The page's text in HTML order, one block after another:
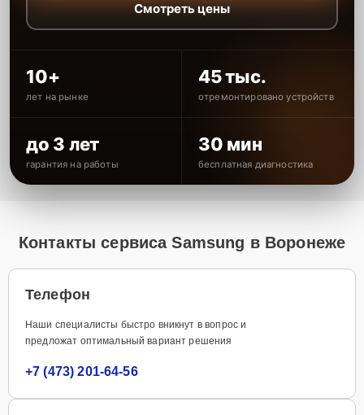
Смотреть цены
10+
лет на рынке
45 тыс.
отремонтировано устройств
до 3 лет
гарантия на работы
30 мин
бесплатная диагностика
Контакты сервиса Samsung в Воронеже
Телефон
Наши специалисты быстро вникнут в вопрос и
предложат оптимальный вариант решения
+7 (473) 201-64-56